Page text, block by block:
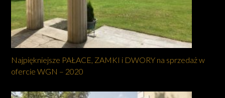
Najpiękniejsze PAŁACE, ZAMKI i DWORY na sprzedaż w
ofercie WGN – 2020